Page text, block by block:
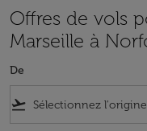
Offres de vols
Marseille à
De
flight_takeoff